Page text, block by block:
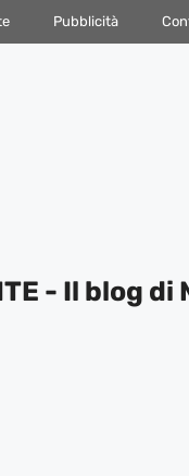
Pubblicità
- Il blog di